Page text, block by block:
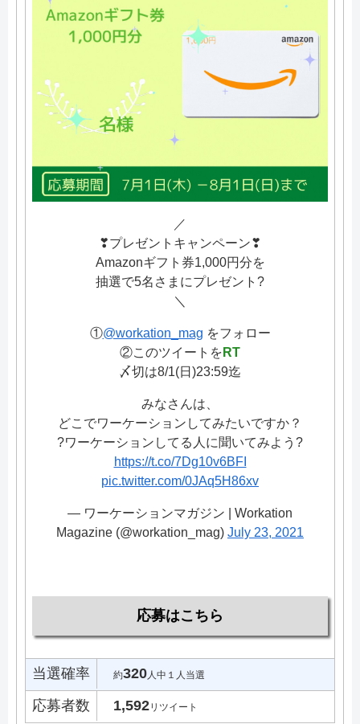
／
❣プレゼントキャンペーン❣
Amazonギフト券1,000円分を
抽選で5名さまにプレゼント?
＼
①@workation_mag をフォロー
②このツイートを RT
〆切は8/1(日)23:59迄
みなさんは、
どこでワーケーションしてみたいですか？
?ワーケーションしてる人に聞いてみよう?
https://t.co/7Dg10v6BFI
pic.twitter.com/0JAq5H86xv
— ワーケーションマガジン | Workation
Magazine (@workation_mag) July 23, 2021
応募はこちら
当選確率 約320 人中１人当選
応募者数 1,592リツイート